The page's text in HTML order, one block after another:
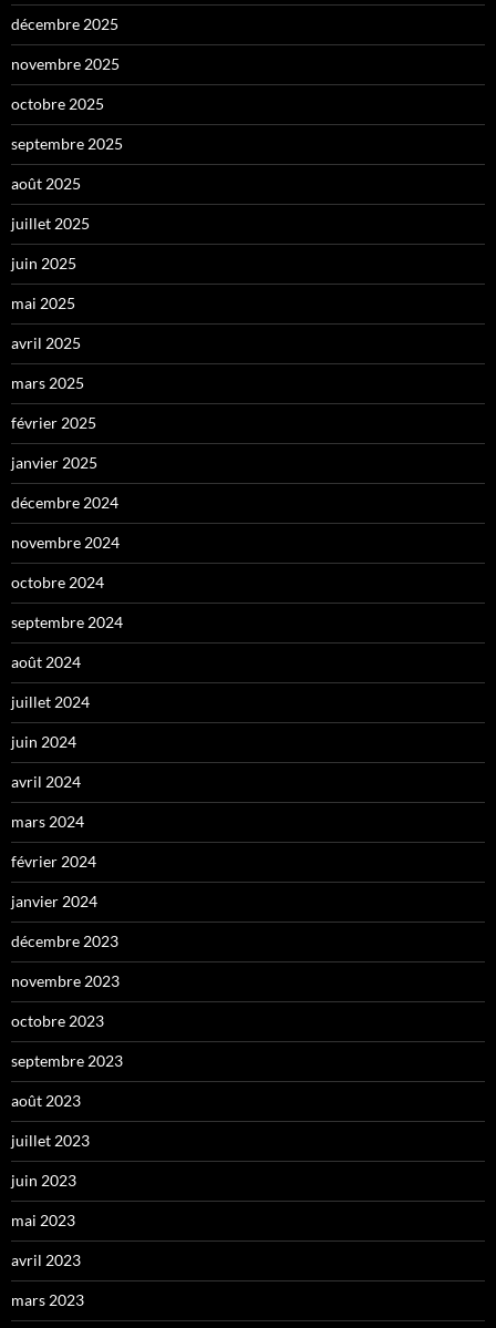
décembre 2025
novembre 2025
octobre 2025
septembre 2025
août 2025
juillet 2025
juin 2025
mai 2025
avril 2025
mars 2025
février 2025
janvier 2025
décembre 2024
novembre 2024
octobre 2024
septembre 2024
août 2024
juillet 2024
juin 2024
avril 2024
mars 2024
février 2024
janvier 2024
décembre 2023
novembre 2023
octobre 2023
septembre 2023
août 2023
juillet 2023
juin 2023
mai 2023
avril 2023
mars 2023